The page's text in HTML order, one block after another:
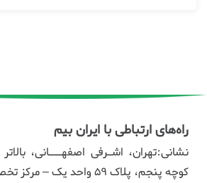
راه‌های ارتباطی با ایران بیم
نشانی:تهران، اشـرفی اصفهـــانی،
کوچه پنجم، پلاک ۵۹ واحد